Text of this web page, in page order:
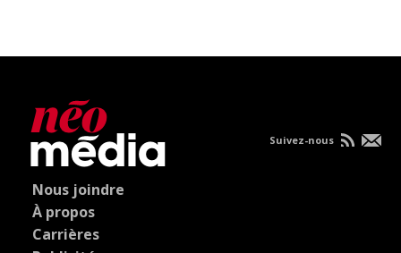
Nous joindre
À propos
Carrières
Suivez-nous